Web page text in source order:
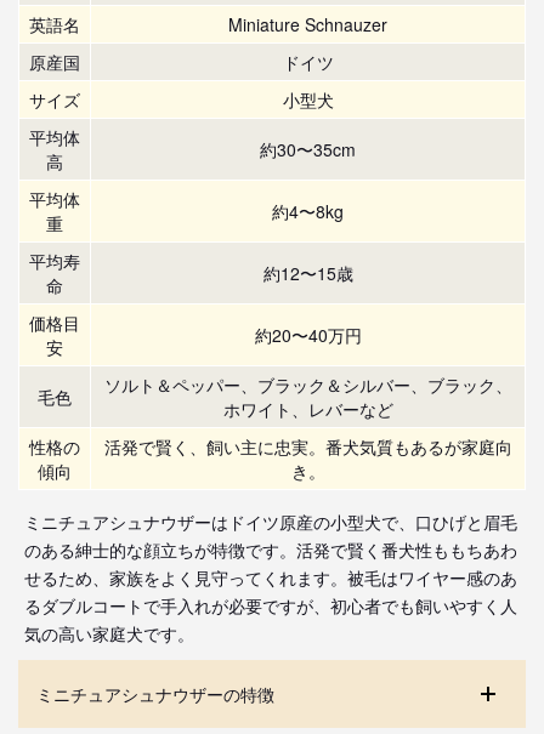
英語名
Miniature Schnauzer
原産国
ドイツ
サイズ
小型犬
平均体
高
約30〜35cm
平均体
重
約4〜8kg
平均寿
命
約12〜15歳
価格目
安
約20〜40万円
毛色
ソルト＆ペッパー、ブラック＆シルバー、ブラック、
ホワイト、レバーなど
性格の
傾向
活発で賢く、飼い主に忠実。番犬気質もあるが家庭向
き。
ミニチュアシュナウザーはドイツ原産の小型犬で、口ひげと眉毛
のある紳士的な顔立ちが特徴です。活発で賢く番犬性ももちあわ
せるため、家族をよく見守ってくれます。被毛はワイヤー感のあ
るダブルコートで手入れが必要ですが、初心者でも飼いやすく人
気の高い家庭犬です。
ミニチュアシュナウザーの特徴